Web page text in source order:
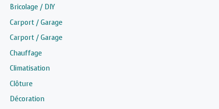
Bricolage / DIY
Carport / Garage
Carport / Garage
Chauffage
Climatisation
Clôture
Décoration